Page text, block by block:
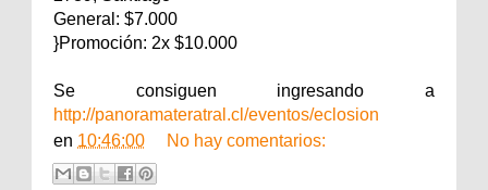
General: $7.000
}Promoción: 2x $10.000
Se consiguen ingresando a
http://panoramateratral.cl/eventos/eclosion
en 10:46:00 No hay comentarios: